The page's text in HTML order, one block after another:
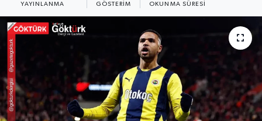
YAYINLANMA GÖSTERIM OKUNMA SÜRESI
ÖZEL HABER
TEKNOLOJİ